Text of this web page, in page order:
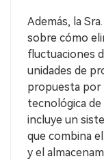
Además, la
sobre cómo
fluctuaciones
unidades de
propuesta por
tecnológica de
incluye un
que combina
y el